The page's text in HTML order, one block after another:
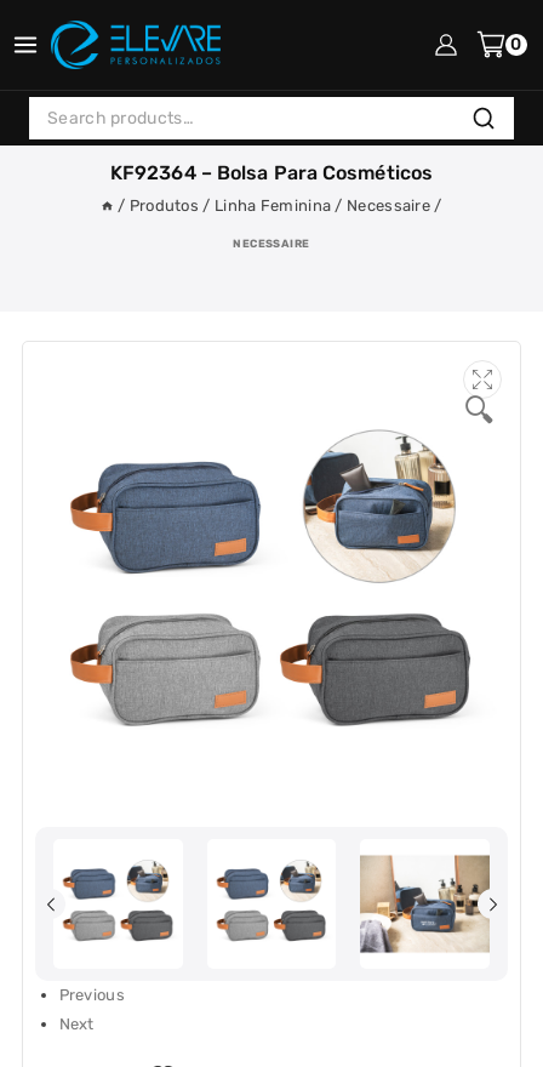
to
0
Search
for:
Search
KF92364 – Bolsa Para Cosméticos
/ Produtos / Linha Feminina / Necessaire /
NECESSAIRE
🔍
Previous
Next